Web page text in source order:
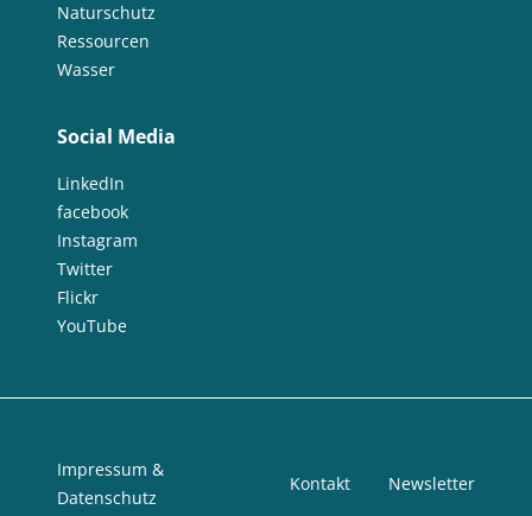
Naturschutz
Ressourcen
Wasser
Social Media
LinkedIn
facebook
Instagram
Twitter
Flickr
YouTube
Impressum &
Datenschutz
Kontakt Newsletter